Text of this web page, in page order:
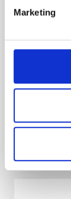
Marketing
para el
La
galaxias